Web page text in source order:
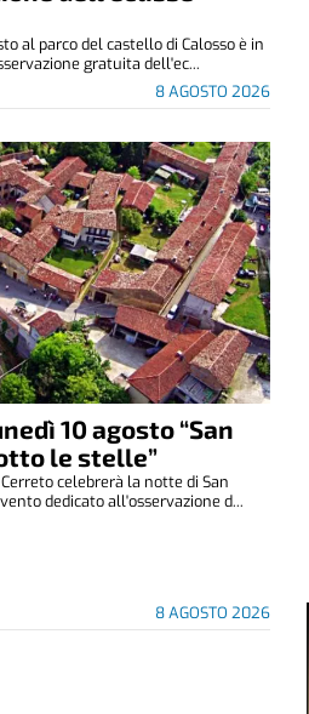
8 AGOSTO 2026
al parco del castello di Calosso è in
gratuita dell'ec...
10 agosto “San
le stelle”
8 AGOSTO 2026
celebrerà la notte di San
dedicato all'osservazione d...